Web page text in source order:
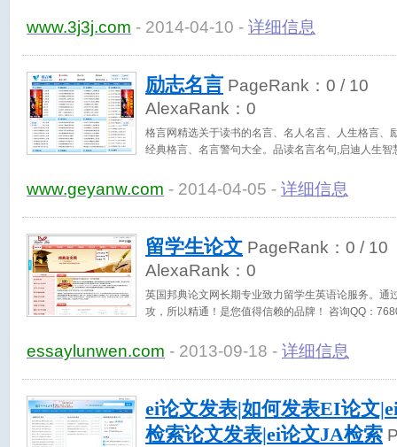
www.3j3j.com - 2014-04-10 - 详细信息
励志名言 PageRank： 0 / 10
AlexaRank： 0
格言网精选关于读书的名言、名人名言、人生格言、
经典格言、名言警句大全。品读名言名句,启迪人生智
www.geyanw.com - 2014-04-05 - 详细信息
留学生论文 PageRank： 0 / 10
AlexaRank： 0
英国邦典论文网长期专业致力留学生英语论服务。通
攻，所以精通！是您值得信赖的品牌！ 咨询QQ：
essaylunwen.com - 2013-09-18 - 详细信息
ei论文发表|如何发表EI论文
检索论文发表|ei论文JA检索